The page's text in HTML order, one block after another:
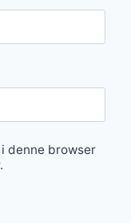
denne browser